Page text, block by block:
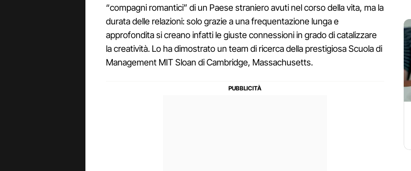
“compagni romantici” di un Paese straniero avuti nel corso della vita, ma la
durata delle relazioni: solo grazie a una frequentazione lunga e
approfondita si creano infatti le giuste connessioni in grado di catalizzare
la creatività. Lo ha dimostrato un team di ricerca della prestigiosa Scuola di
Management MIT Sloan di Cambridge, Massachusetts.